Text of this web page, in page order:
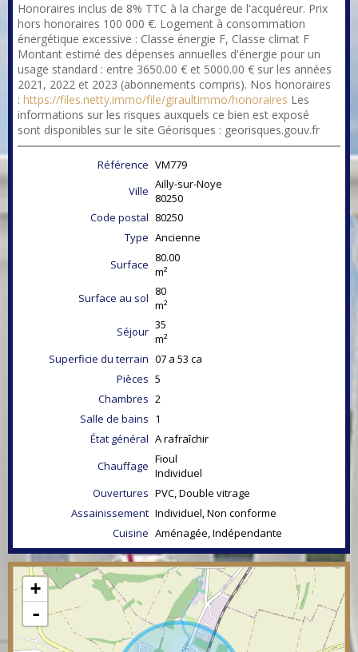
Honoraires inclus de 8% TTC à la charge de l'acquéreur. Prix
hors honoraires 100 000 €. Logement à consommation
énergétique excessive : Classe énergie F, Classe climat F
Montant estimé des dépenses annuelles d'énergie pour un
usage standard : entre 3650.00 € et 5000.00 € sur les années
2021, 2022 et 2023 (abonnements compris). Nos honoraires
: https://files.netty.immo/file/giraultimmo/honoraires Les
informations sur les risques auxquels ce bien est exposé
sont disponibles sur le site Géorisques : georisques.gouv.fr
Référence VM779
Ville Ailly-sur-Noye
80250
Code postal 80250
Type Ancienne
Surface 80.00
m²
Surface au sol 80
m²
Séjour 35
m²
Superficie du terrain 07 a 53 ca
Pièces 5
Chambres 2
Salle de bains 1
État général A rafraîchir
Chauffage Fioul
Individuel
Ouvertures PVC, Double vitrage
Assainissement Individuel, Non conforme
Cuisine Aménagée, Indépendante
+
-